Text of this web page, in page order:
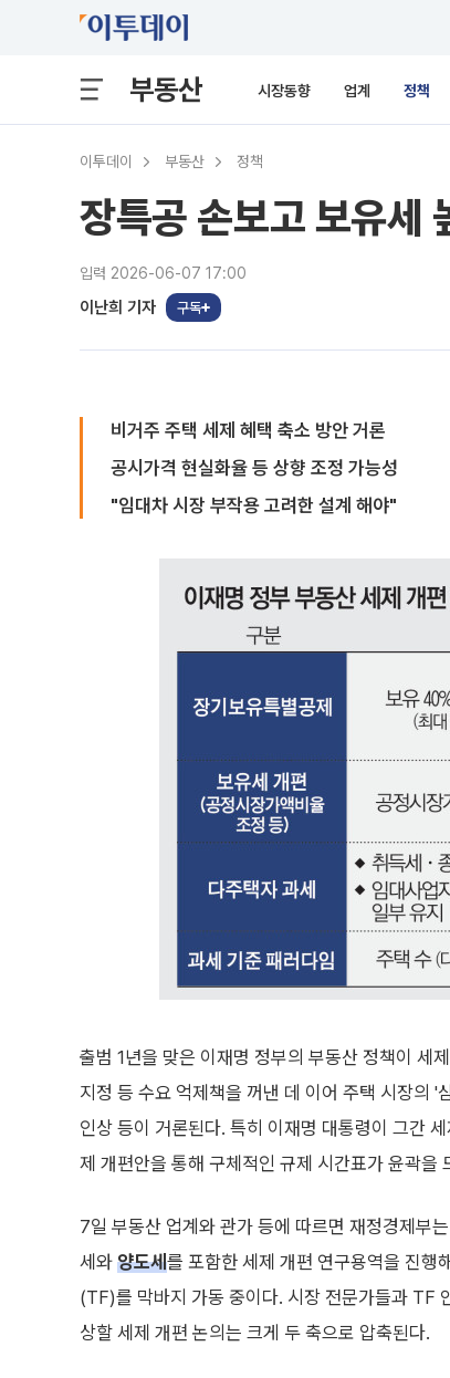
부동산 시장동향 업계 정책
이투데이 부동산 정책
장특공 손보고 보유세
입력 2026-06-07 17:00
이난희 기자 구독
비거주 주택 세제 혜택 축소 방안 거론
공시가격 현실화율 등 상향 조정 가능성
"임대차 시장 부작용 고려한 설계 해야"
출범 1년을 맞은 이재명 정부의 부동산 정책이 세
지정 등 수요 억제책을 꺼낸 데 이어 주택 시장의 '
인상 등이 거론된다. 특히 이재명 대통령이 그간
제 개편안을 통해 구체적인 규제 시간표가 윤곽을
7일 부동산 업계와 관가 등에 따르면 재정경제부
세와 양도세를 포함한 세제 개편 연구용역을 진행
(TF)를 막바지 가동 중이다. 시장 전문가들과 TF
상할 세제 개편 논의는 크게 두 축으로 압축된다.